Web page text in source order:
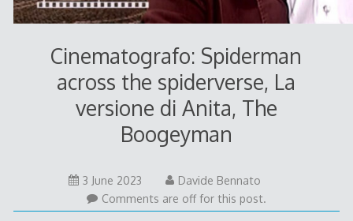
Cinematografo: Spiderman
across the spiderverse, La
versione di Anita, The
Boogeyman
3 June 2023
Davide Bennato
Comments are off for this post.